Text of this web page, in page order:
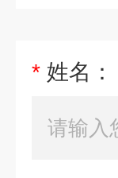
* 姓名：